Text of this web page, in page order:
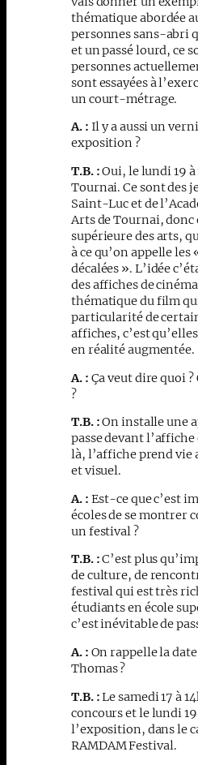
thématique abordée
personnes sans-abri
et un passé lourd, ce
personnes
sont essayées à
un court-métrage.
A. : Il y a aussi un
exposition ?
T.B. :Oui, le lundi 19
Tournai. Ce sont des
Saint-Luc et de
Arts de Tournai, donc
supérieure des arts,
à ce qu’on appelle les
décalées ». L’idée
des affiches de
thématique du film
particularité de
affiches, c’est
en réalité augmentée.
A. : Ça veut dire quoi ?
?
T.B. :On installe une
passe devant
là, l’affiche prend vie
et visuel.
A. : Est-ce que c’est
écoles de se montrer
un festival ?
T.B. :C’est plus
de culture, de
festival qui est très
étudiants en école
c’est inévitable de
A. : On rappelle la
Thomas ?
T.B. :Le samedi 17 à
concours et le lundi
l’exposition, dans le
RAMDAM Festival.